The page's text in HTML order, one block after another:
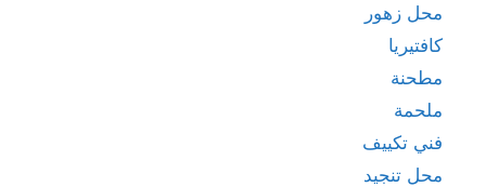
محل زهور
كافتيريا
مطحنة
ملحمة
فني تكييف
محل تنجيد